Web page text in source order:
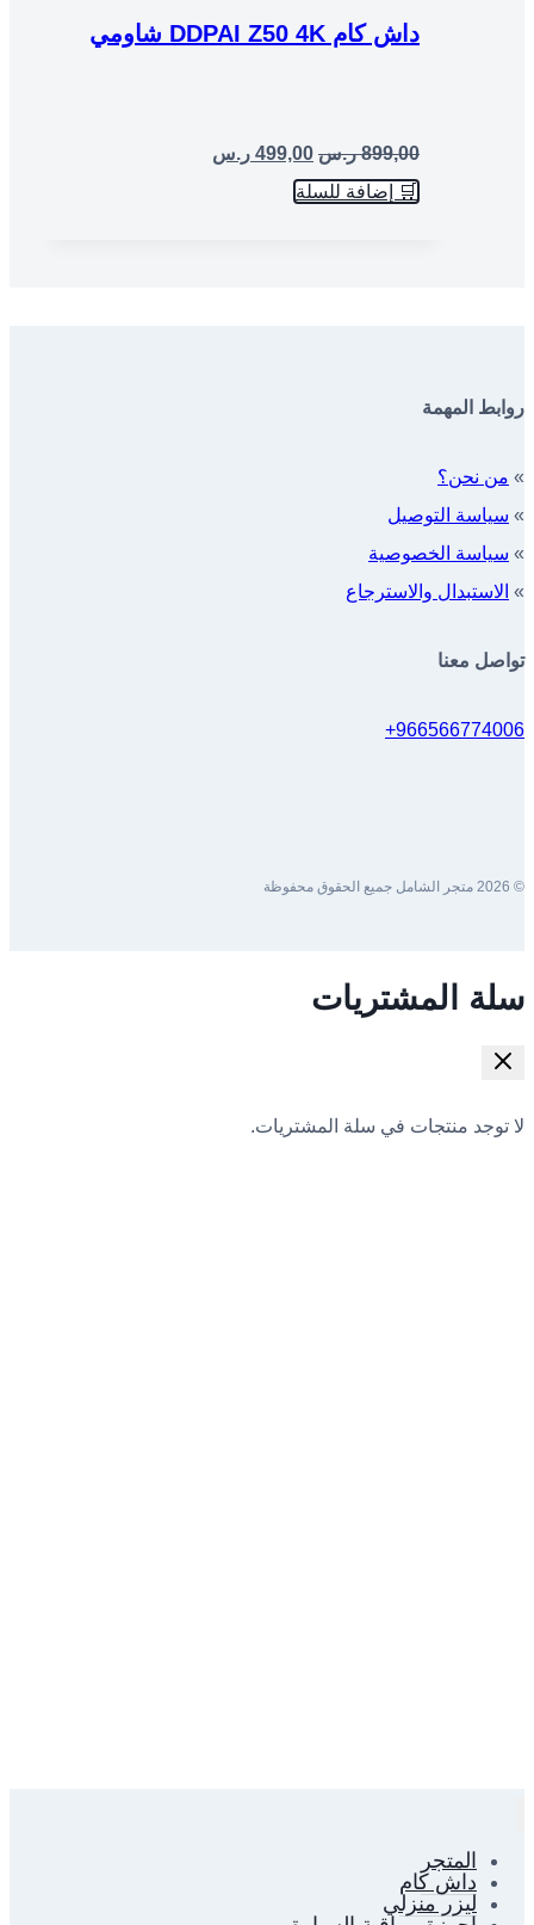
داش كام DDPAI Z50 4K شاومي
899,00 ر.س 499,00 ر.س
🛒 إضافة للسلة
روابط المهمة
» من نحن؟
» سياسة التوصيل
» سياسة الخصوصية
» الاستبدال والاسترجاع
تواصل معنا
966566774006+
© 2026 متجر الشامل جميع الحقوق محفوظة
سلة المشتريات
لا توجد منتجات في سلة المشتريات.
المتجر
داش كام
ليزر منزلي